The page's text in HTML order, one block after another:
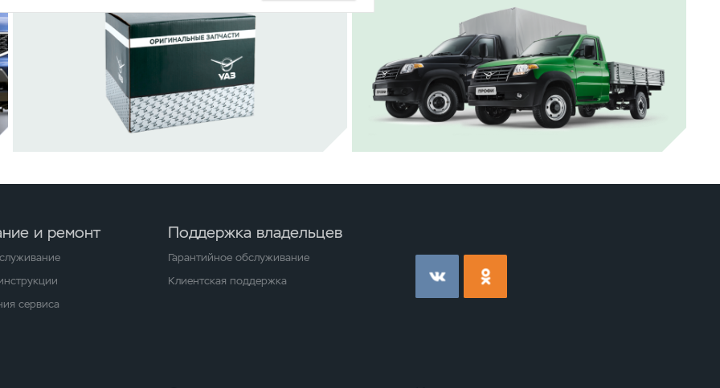
и ремонт
сервиса
Поддержка владельцев
Гарантийное обслуживание
Клиентская поддержка